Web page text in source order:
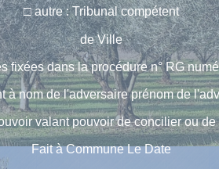
□ autre :Tribunal compétent
deVille
fixées dans la procédure n° RG
ànom de l'adversaire prénom de
valant pouvoir de concilier ou de
Fait àCommuneLeDate